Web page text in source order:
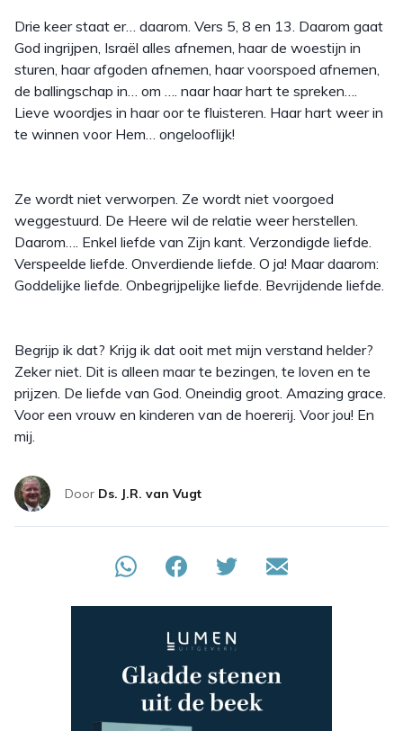
Drie keer staat er… daarom. Vers 5, 8 en 13. Daarom gaat
God ingrijpen, Israël alles afnemen, haar de woestijn in
sturen, haar afgoden afnemen, haar voorspoed afnemen,
de ballingschap in… om …. naar haar hart te spreken….
Lieve woordjes in haar oor te fluisteren. Haar hart weer in
te winnen voor Hem… ongelooflijk!
Ze wordt niet verworpen. Ze wordt niet voorgoed
weggestuurd. De Heere wil de relatie weer herstellen.
Daarom…. Enkel liefde van Zijn kant. Verzondigde liefde.
Verspeelde liefde. Onverdiende liefde. O ja! Maar daarom:
Goddelijke liefde. Onbegrijpelijke liefde. Bevrijdende liefde.
Begrijp ik dat? Krijg ik dat ooit met mijn verstand helder?
Zeker niet. Dit is alleen maar te bezingen, te loven en te
prijzen. De liefde van God. Oneindig groot. Amazing grace.
Voor een vrouw en kinderen van de hoererij. Voor jou! En
mij.
Door Ds. J.R. van Vugt